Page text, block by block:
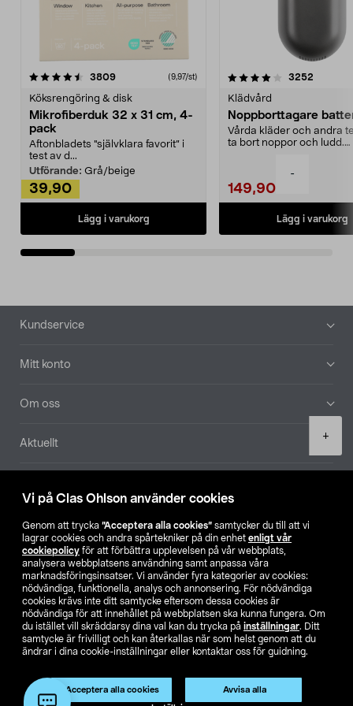
Vi på Clas Ohlson använder cookies
Genom att trycka ”Acceptera alla cookies” samtycker du till att vi
lagrar cookies och andra spårtekniker på din enhet enligt vår
cookiepolicy för att förbättra upplevelsen på vår webbplats,
analysera webbplatsens användning samt anpassa våra
marknadsföringsinsatser. Vi använder fyra kategorier av cookies:
nödvändiga, funktionella, analys och annonsering. För nödvändiga
cookies krävs inte ditt samtycke eftersom dessa cookies är
nödvändiga för att innehållet på webbplatsen ska kunna fungera. Om
du istället vill skräddarsy dina val kan du trycka på inställningar. Ditt
samtycke är frivilligt och kan återkallas när som helst genom att du
ändrar i dina cookie-inställningar eller kontaktar oss för guidning.
Acceptera alla cookies Avvisa alla
-
+
3809recensioner (9,97/st)
Köksrengöring & disk
Mikrofiberduk 32 x 31 cm, 4-
pack
Aftonbladets "självklara favorit” i
test av d...
Utförande: Grå/beige
39,90
Lägg i varukorg
4.0av 5 stjärnor 3252
Klädvård
Noppborttagare
Vårda kläder och andra
ta bort noppor och ludd.
149,90
Lägg i varukorg
4.5av 5 stjärnor
Sidfot
Kundservice
Mitt konto
Om oss
Aktuellt
Hitta butik
SE NO FI
Ändra till priser exklusive moms